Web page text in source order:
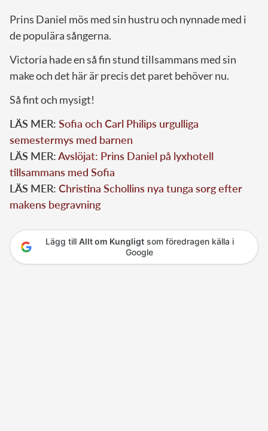
Prins Daniel mös med sin hustru och nynnade med i
de populära sångerna.
Victoria hade en så fin stund tillsammans med sin
make och det här är precis det paret behöver nu.
Så fint och mysigt!
LÄS MER: Sofia och Carl Philips urgulliga
semestermys med barnen
LÄS MER:Avslöjat: Prins Daniel på lyxhotell
tillsammans med Sofia
LÄS MER: Christina Schollins nya tunga sorg efter
makens begravning
Lägg till Allt om Kungligtsom föredragen källa i
Google